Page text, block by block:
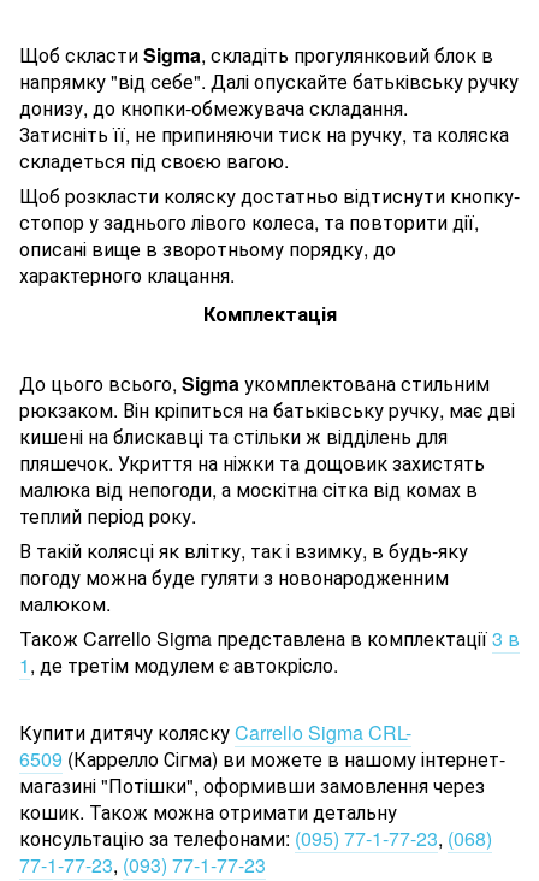
Щоб скластиSigma, складіть прогулянковий блок в
напрямку "від себе". Далі опускайте батьківську ручку
донизу, до кнопки-обмежувача складання.
Затисніть її, не припиняючи тиск на ручку, та коляска
складеться під своєю вагою.
Щоб розкласти коляску достатньо відтиснути кнопку-
стопор у заднього лівого колеса, та повторити дії,
описані вище в зворотньому порядку, до
характерного клацання.
Комплектація
До цього всього, Sigmaукомплектована стильним
рюкзаком. Він кріпиться на батьківську ручку, має дві
кишені на блискавці та стільки ж відділень для
пляшечок. Укриття на ніжки та дощовик захистять
малюка від непогоди, а москітна сітка від комах в
теплий період року.
В такій колясці як влітку, так і взимку, в будь-яку
погоду можна буде гуляти з новонародженним
малюком.
Також Carrello Sigma представлена в комплектації3 в
1, де третім модулем є автокрісло.
Купити дитячу коляскуCarrello Sigma CRL-
6509 (Каррелло Сігма) ви можете в нашому інтернет-
магазині "Потішки", оформивши замовлення через
кошик. Також можна отримати детальну
консультацію за телефонами: (095) 77-1-77-23, (068)
77-1-77-23, (093) 77-1-77-23